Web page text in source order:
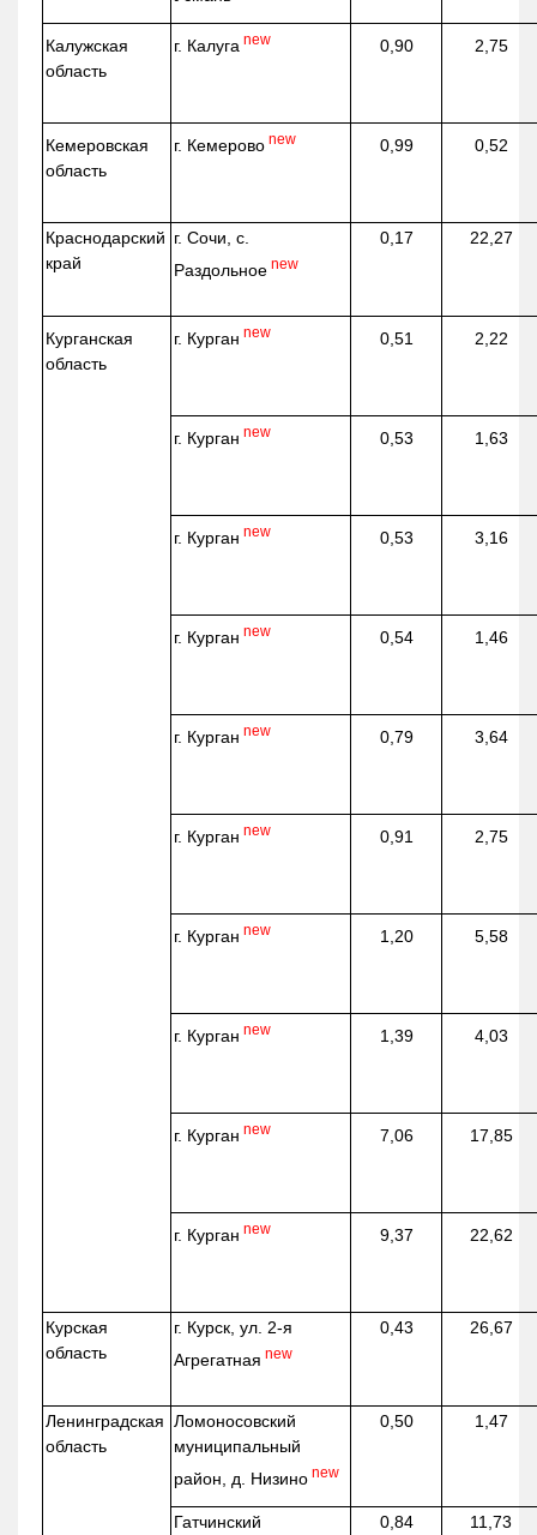
Калужская
область
г. Калуга new 0,90 2,75
Кемеровская
область
г. Кемерово new 0,99 0,52
Краснодарский
край
г. Сочи, с.
Раздольное new
0,17 22,27
Курганская
область
г. Курган new 0,51 2,22
г. Курган new 0,53 1,63
г. Курган new 0,53 3,16
г. Курган new 0,54 1,46
г. Курган new 0,79 3,64
г. Курган new 0,91 2,75
г. Курган new 1,20 5,58
г. Курган new 1,39 4,03
г. Курган new 7,06 17,85
г. Курган new 9,37 22,62
Курская
область
г. Курск, ул. 2-я
Агрегатная new
0,43 26,67
Ленинградская
область
Ломоносовский
муниципальный
район, д. Низино new
0,50 1,47
Гатчинский
0,84 11,73